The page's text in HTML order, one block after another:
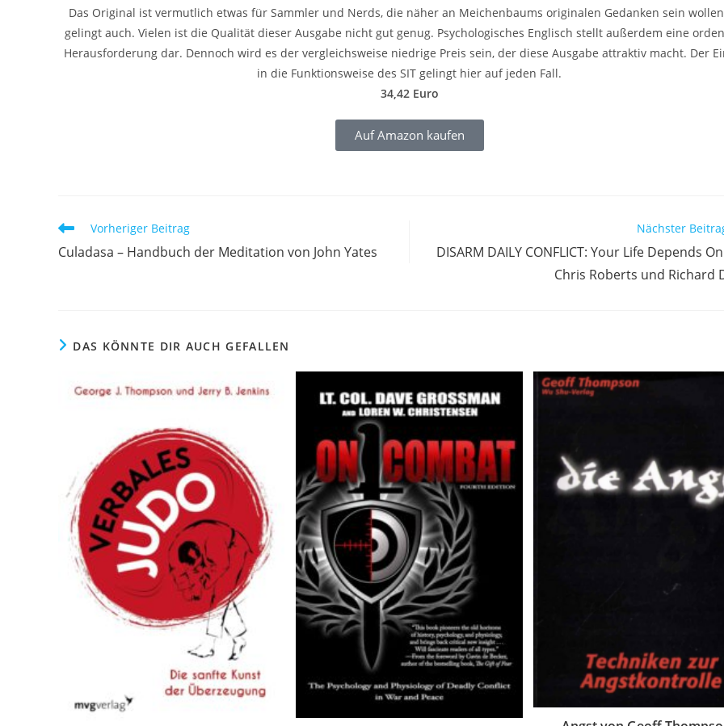
Das Original ist vermutlich etwas für Sammler und Nerds, die näher an Meichenbaums originalen Gedanken sein
gelingt auch. Vielen ist die Qualität dieser Ausgabe nicht gut genug. Psychologisches Englisch stellt außerdem eine
Herausforderung dar. Dennoch wird es der vergleichsweise niedrige Preis sein, der diese Ausgabe attraktiv macht. Der
in die Funktionsweise des SIT gelingt hier auf jeden Fall.
34,42 Euro
Auf Amazon kaufen
Vorheriger Beitrag
Culadasa – Handbuch der Meditation von John Yates
Nächster
DISARM DAILY CONFLICT: Your Life Depends
Chris Roberts und Richard
DAS KÖNNTE DIR AUCH GEFALLEN